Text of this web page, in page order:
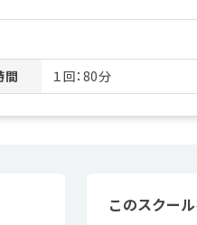
間 １回：80分
このスクー